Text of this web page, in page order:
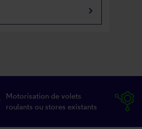
keyboard_arrow_right
Motorisation de volets
roulants ou stores existants